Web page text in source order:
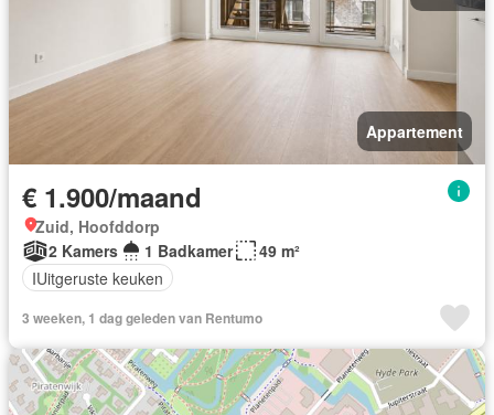
Appartement
€ 1.900/maand
Zuid, Hoofddorp
2 Kamers
1 Badkamer
49 m²
IUitgeruste keuken
3 weeken, 1 dag geleden van Rentumo